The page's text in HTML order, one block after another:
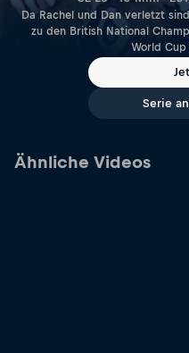
Da Rachel und Dan verletzt
zu den British National
World
Serie
Ähnliche Videos